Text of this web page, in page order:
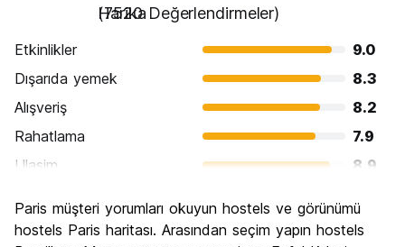
Harika
(7520 Değerlendirmeler)
Etkinlikler
9.0
Dışarıda yemek
8.3
Alışveriş
8.2
Rahatlama
7.9
Ulasim
8.9
Kültür
9.4
Paris müşteri yorumları okuyun hostels ve görünümü
hostels Paris haritası. Arasından seçim yapın hostels